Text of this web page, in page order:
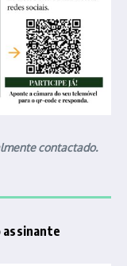
contactado.
assinante